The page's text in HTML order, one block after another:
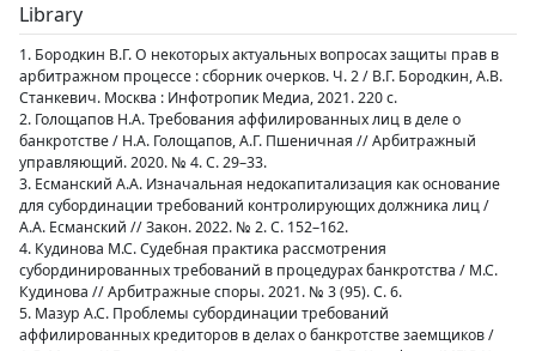
Library
1. Бородкин В.Г. О некоторых актуальных вопросах защиты прав в
арбитражном процессе : сборник очерков. Ч. 2 / В.Г. Бородкин, А.В.
Станкевич. Москва : Инфотропик Медиа, 2021. 220 с.
2. Голощапов Н.А. Требования аффилированных лиц в деле о
банкротстве / Н.А. Голощапов, А.Г. Пшеничная // Арбитражный
управляющий. 2020. № 4. С. 29–33.
3. Есманский А.А. Изначальная недокапитализация как основание
для субординации требований контролирующих должника лиц /
А.А. Есманский // Закон. 2022. № 2. С. 152–162.
4. Кудинова М.С. Судебная практика рассмотрения
субординированных требований в процедурах банкротства / М.С.
Кудинова // Арбитражные споры. 2021. № 3 (95). С. 6.
5. Мазур А.С. Проблемы субординации требований
аффилированных кредиторов в делах о банкротстве заемщиков /